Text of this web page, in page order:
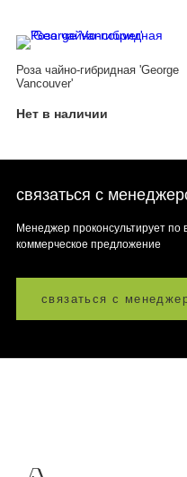
Роза чайно-гибридная 'George
Vancouver'
Нет в наличии
связаться с
Менеджер проконсультирует по
коммерческое предложение
связаться с